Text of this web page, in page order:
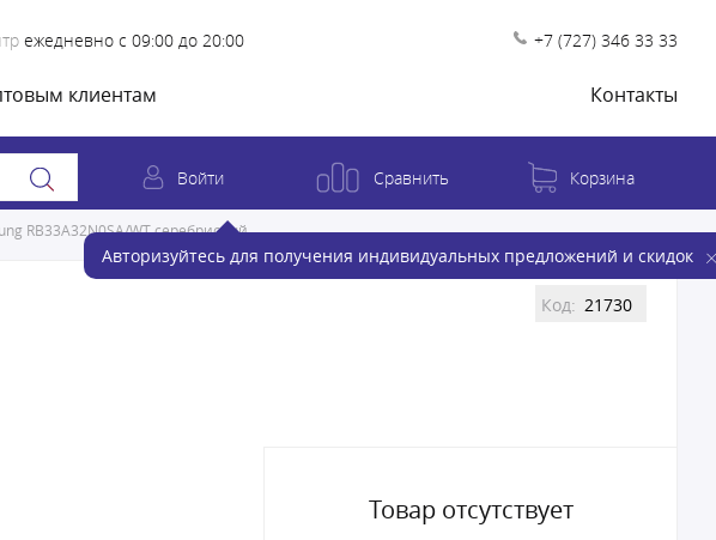
ежедневно с 09:00 до 20:00 +7 (727) 346 33 33
клиентам Контакты
Войти
Авторизуйтесь для получения индивидуальных предложений и скидок
Сравнить Корзина
RB33A32N0SA/WT cеребристый
Код: 21730
Товар отсутствует